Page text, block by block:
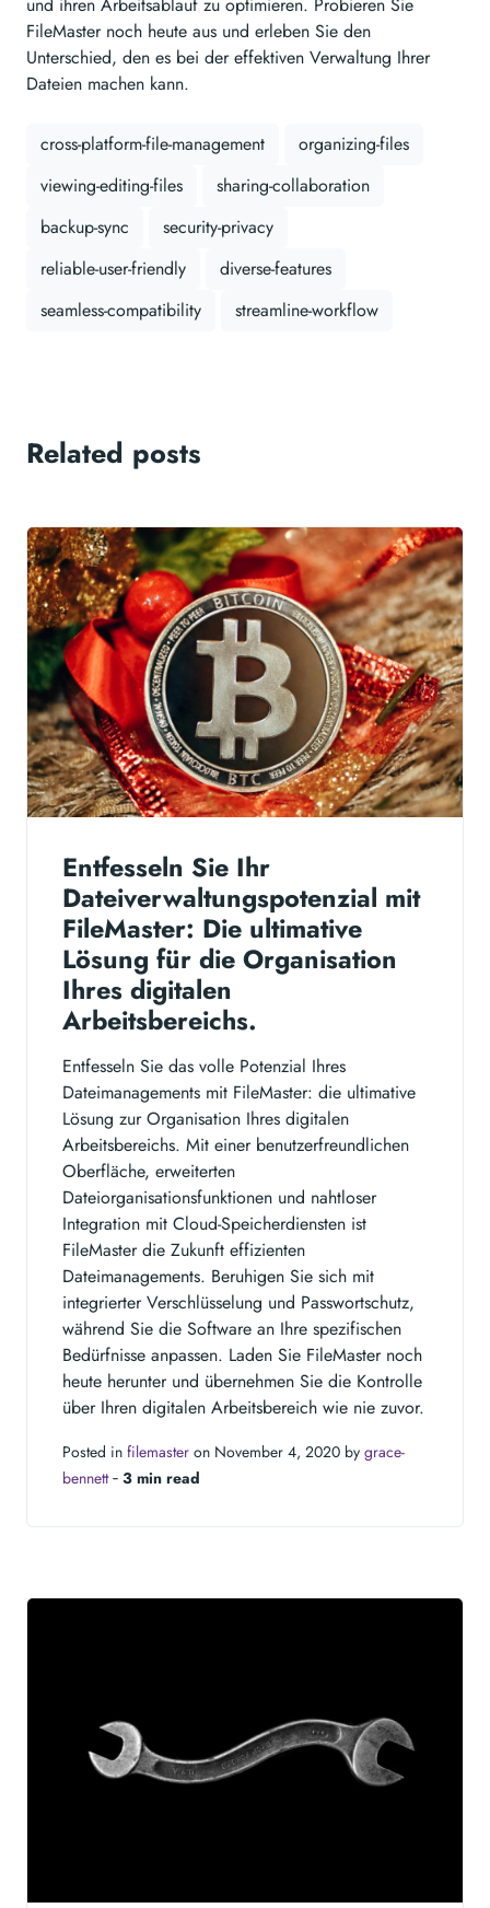
FileMaster noch heute aus und erleben Sie den
Unterschied, den es bei der effektiven Verwaltung Ihrer
Dateien machen kann.
cross-platform-file-management
organizing-files
viewing-editing-files
sharing-collaboration
backup-sync
security-privacy
reliable-user-friendly
diverse-features
seamless-compatibility
streamline-workflow
Related posts
Entfesseln Sie Ihr
Dateiverwaltungspotenzial mit
FileMaster: Die ultimative
Lösung für die Organisation
Ihres digitalen
Arbeitsbereichs.
Entfesseln Sie das volle Potenzial Ihres
Dateimanagements mit FileMaster: die ultimative
Lösung zur Organisation Ihres digitalen
Arbeitsbereichs. Mit einer benutzerfreundlichen
Oberfläche, erweiterten
Dateiorganisationsfunktionen und nahtloser
Integration mit Cloud-Speicherdiensten ist
FileMaster die Zukunft effizienten
Dateimanagements. Beruhigen Sie sich mit
integrierter Verschlüsselung und Passwortschutz,
während Sie die Software an Ihre spezifischen
Bedürfnisse anpassen. Laden Sie FileMaster noch
heute herunter und übernehmen Sie die Kontrolle
über Ihren digitalen Arbeitsbereich wie nie zuvor.
Posted in filemaster on November 4, 2020 by grace-
bennett‐ 3 min read